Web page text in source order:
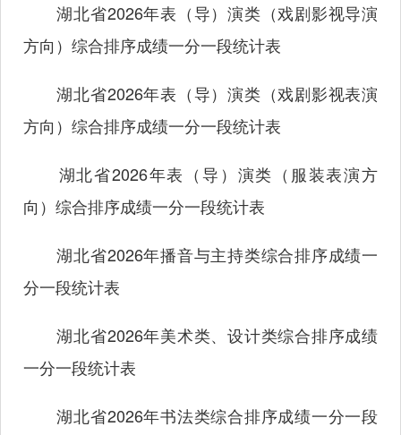
湖北省2026年表（导）演类（戏剧影视导演
方向）综合排序成绩一分一段统计表
湖北省2026年表（导）演类（戏剧影视表演
方向）综合排序成绩一分一段统计表
湖北省2026年表（导）演类（服装表演方
向）综合排序成绩一分一段统计表
湖北省2026年播音与主持类综合排序成绩一
分一段统计表
湖北省2026年美术类、设计类综合排序成绩
一分一段统计表
湖北省2026年书法类综合排序成绩一分一段